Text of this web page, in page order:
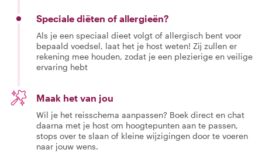
Speciale diëten of allergieën?
Als je een speciaal dieet volgt of allergisch bent voor
bepaald voedsel, laat het je host weten! Zij zullen er
rekening mee houden, zodat je een plezierige en veilige
ervaring hebt
Maak het van jou
Wil je het reisschema aanpassen? Boek direct en chat
daarna met je host om hoogtepunten aan te passen,
stops over te slaan of kleine wijzigingen door te voeren
naar jouw wens.